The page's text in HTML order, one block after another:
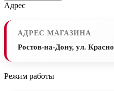
Адрес
АДРЕС МАГАЗИНА
Ростов-на-Дону, ул.
Режим работы